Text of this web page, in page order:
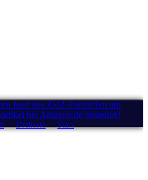
fand das ZidZ-Fantreffen am
bei Amazon.de bestellen!
Drehorte Stars